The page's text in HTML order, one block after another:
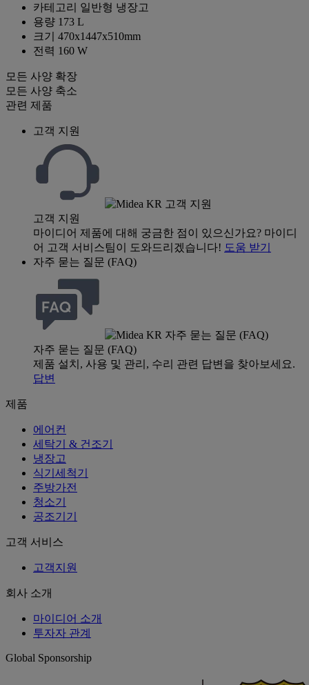
카테고리 일반형 냉장고
용량 173 L
크기
470x1447x510mm
전력 160 W
모든 사양 확장
모든 사양 축소
관련 제품
고객 지원
고객 지원
마이디어 제품에 대해 궁금한 점이 있으신가요? 마이디
어 고객 서비스팀이 도와드리겠습니다! 도움 받기
자주 묻는 질문 (FAQ)
자주 묻는 질문 (FAQ)
제품 설치, 사용 및 관리, 수리 관련 답변을 찾아보세요.
답변
제품
에어컨
세탁기 & 건조기
냉장고
식기세척기
주방가전
청소기
공조기기
고객 서비스
고객지원
회사 소개
마이디어 소개
투자자 관계
Global Sponsorship